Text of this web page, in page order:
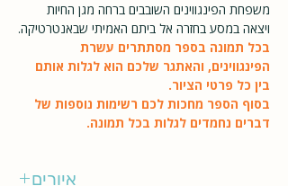
משפחת הפינגווינים השובבים ברחה מגן החיות
ויצאה במסע בחזרה אל ביתם האמיתי שבאנטרטיקה.
בכל תמונה בספר מסתתרים עשרת
הפינגווינים, והאתגר שלכם הוא לגלות אותם
בין כל פרטי הציור.
בסוף הספר מחכות לכם רשימות נוספות של
דברים נחמדים לגלות בכל תמונה.
איורים